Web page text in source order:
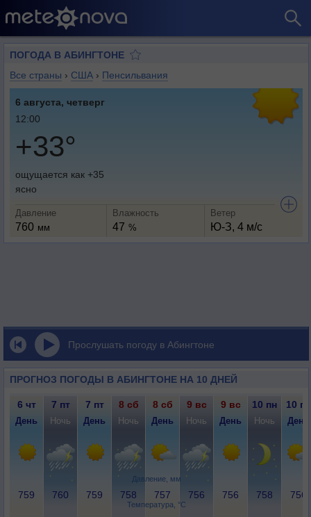
ПОГОДА В АБИНГТОНЕ
Все страны › США › Пенсильвания
6 августа, четверг
12:00
+33°
ощущается как +35
ясно
Давление
760 мм
Влажность
47 %
Ветер
Ю-З, 4 м/с
Прослушать погоду в Абингтоне
ПРОГНОЗ ПОГОДЫ В АБИНГТОНЕ НА 10 ДНЕЙ
Давление, мм
Температура, °C
6 чт 7 пт 7 пт 8 сб 8 сб 9 вс 9 вс 10 пн 10 пн
День Ночь День Ночь День Ночь День Ночь День
759 760 759 758 757 756 756 758 756